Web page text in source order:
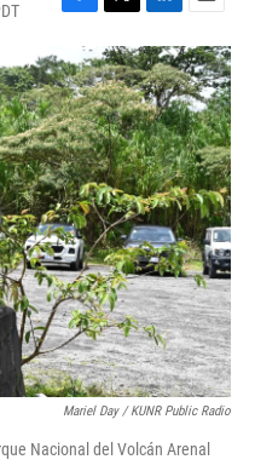
F
c
e
b
o
o
k
T
w
i
t
t
e
r
L
i
n
k
e
d
I
n
E
m
a
i
l
Mariel Day / KUNR Public Radio
Nacional del Volcán Arenal